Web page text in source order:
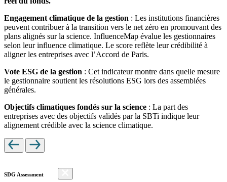
Engagement climatique de la gestion : Les institutions financières
peuvent contribuer à la transition vers le net zéro en promouvant des
plans alignés sur la science. InfluenceMap évalue les gestionnaires
selon leur influence climatique. Le score reflète leur crédibilité à
aligner les entreprises avec l’Accord de Paris.
Vote ESG de la gestion : Cet indicateur montre dans quelle mesure
le gestionnaire soutient les résolutions ESG lors des assemblées
générales.
Objectifs climatiques fondés sur la science : La part des
entreprises avec des objectifs validés par la SBTi indique leur
alignement crédible avec la science climatique.
SDG Assessment